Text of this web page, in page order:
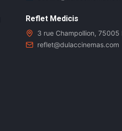
Reflet Medicis
3 rue Champollion, 75005
reflet@dulaccinemas.com